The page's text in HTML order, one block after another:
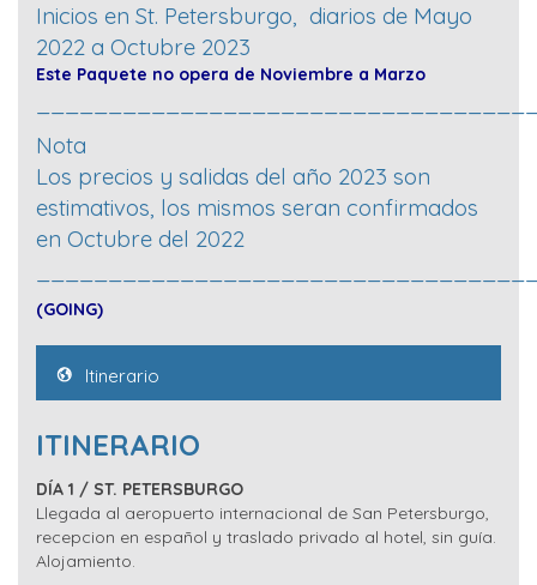
Inicios en St. Petersburgo, diarios de Mayo
2022 a Octubre 2023
Este Paquete no opera de Noviembre a Marzo
Nota
Los precios y salidas del año 2023 son
estimativos, los mismos seran confirmados
en Octubre del 2022
(GOING)
Itinerario
ITINERARIO
DÍA 1 / ST. PETERSBURGO
Llegada al aeropuerto internacional de San Petersburgo,
recepcion en español y traslado privado al hotel, sin guía.
Alojamiento.